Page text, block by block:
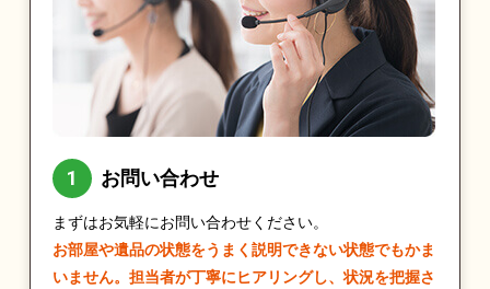
お問い合わせ
まずはお気軽にお問い合わせください。
お部屋や遺品の状態をうまく説明できない状態でもかま
いません。担当者が丁寧にヒアリングし、状況を把握さ